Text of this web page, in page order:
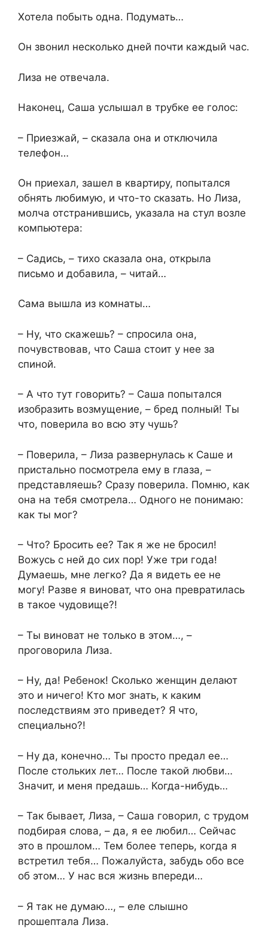
Хотела побыть одна. Подумать…
Он звонил несколько дней почти каждый час.
Лиза не отвечала.
Наконец, Саша услышал в трубке ее голос:
– Приезжай, – сказала она и отключила
телефон…
Он приехал, зашел в квартиру, попытался
обнять любимую, и что-то сказать. Но Лиза,
молча отстранившись, указала на стул возле
компьютера:
– Садись, – тихо сказала она, открыла
письмо и добавила, – читай…
Сама вышла из комнаты…
– Ну, что скажешь? – спросила она,
почувствовав, что Саша стоит у нее за
спиной.
– А что тут говорить? – Саша попытался
изобразить возмущение, – бред полный! Ты
что, поверила во всю эту чушь?
– Поверила, – Лиза развернулась к Саше и
пристально посмотрела ему в глаза, –
представляешь? Сразу поверила. Помню, как
она на тебя смотрела… Одного не понимаю:
как ты мог?
– Что? Бросить ее? Так я же не бросил!
Вожусь с ней до сих пор! Уже три года!
Думаешь, мне легко? Да я видеть ее не
могу! Разве я виноват, что она превратилась
в такое чудовище?!
– Ты виноват не только в этом…, –
проговорила Лиза.
– Ну, да! Ребенок! Сколько женщин делают
это и ничего! Кто мог знать, к каким
последствиям это приведет? Я что,
специально?!
– Ну да, конечно… Ты просто предал ее…
После стольких лет… После такой любви…
Значит, и меня предашь… Когда-нибудь…
– Так бывает, Лиза, – Саша говорил, с трудом
подбирая слова, – да, я ее любил… Сейчас
это в прошлом… Тем более теперь, когда я
встретил тебя… Пожалуйста, забудь обо все
об этом… У нас вся жизнь впереди…
– Я так не думаю…, – еле слышно
прошептала Лиза.